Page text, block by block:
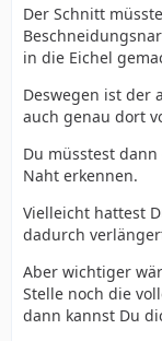
Der Schnitt
in die Eichel
Deswegen ist der
auch genau dort
Du müsstest
Naht erkennen.
Vielleicht hattest
dadurch
Aber wichtiger
Stelle noch die
dann kannst Du